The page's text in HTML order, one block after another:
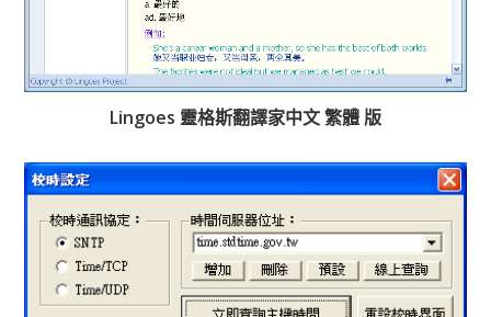
Lingoes 靈格斯翻譯家中文 繁體 版